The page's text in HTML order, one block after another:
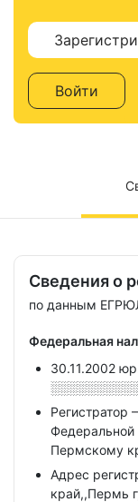
Войти
Сведения о
по данным
Федеральная
30.11.2002
Пермскому
Адрес
край,,Пермь